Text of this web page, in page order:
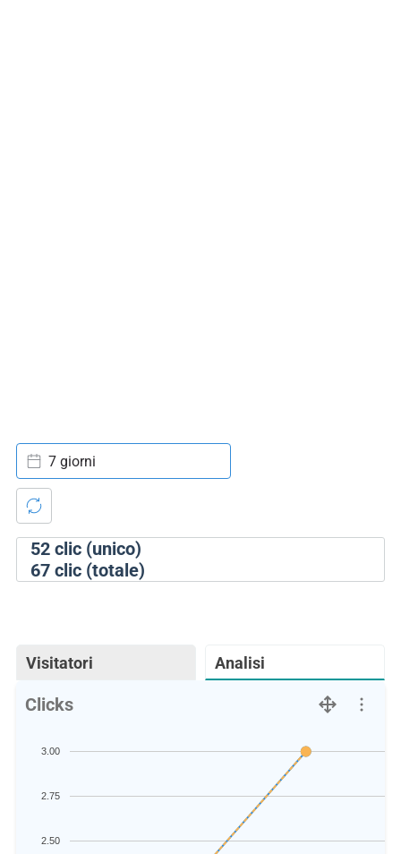
52clic (unico)
67clic (totale)
7 giorni
Visitatori Analisi
Clicks
2.50
2.75
3.00